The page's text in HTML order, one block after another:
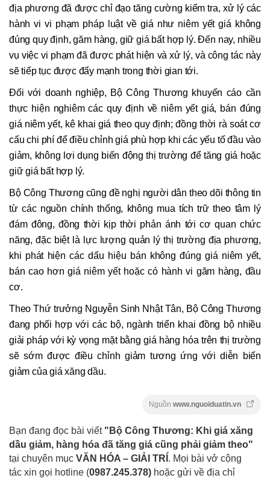
địa phương đã được chỉ đạo tăng cường kiểm tra, xử lý các
hành vi vi phạm pháp luật về giá như niêm yết giá không
đúng quy định, găm hàng, giữ giá bất hợp lý. Đến nay, nhiều
vụ việc vi phạm đã được phát hiện và xử lý, và công tác này
sẽ tiếp tục được đẩy mạnh trong thời gian tới.
Đối với doanh nghiệp, Bộ Công Thương khuyến cáo cần
thực hiện nghiêm các quy định về niêm yết giá, bán đúng
giá niêm yết, kê khai giá theo quy định; đồng thời rà soát cơ
cấu chi phí để điều chỉnh giá phù hợp khi các yếu tố đầu vào
giảm, không lợi dụng biến động thị trường để tăng giá hoặc
giữ giá bất hợp lý.
Bộ Công Thương cũng đề nghị người dân theo dõi thông tin
từ các nguồn chính thống, không mua tích trữ theo tâm lý
đám đông, đồng thời kịp thời phản ánh tới cơ quan chức
năng, đặc biệt là lực lượng quản lý thị trường địa phương,
khi phát hiện các dấu hiệu bán không đúng giá niêm yết,
bán cao hơn giá niêm yết hoặc có hành vi găm hàng, đầu
cơ.
Theo Thứ trưởng Nguyễn Sinh Nhật Tân, Bộ Công Thương
đang phối hợp với các bộ, ngành triển khai đồng bộ nhiều
giải pháp với kỳ vọng mặt bằng giá hàng hóa trên thị trường
sẽ sớm được điều chỉnh giảm tương ứng với diễn biến
giảm của giá xăng dầu.
Nguồn www.nguoiduatin.vn
Bạn đang đọc bài viết "Bộ Công Thương: Khi giá xăng
dầu giảm, hàng hóa đã tăng giá cũng phải giảm theo"
tại chuyên mục VĂN HÓA – GIẢI TRÍ . Mọi bài vở cộng
tác xin gọi hotline (0987.245.378) hoặc gửi về địa chỉ